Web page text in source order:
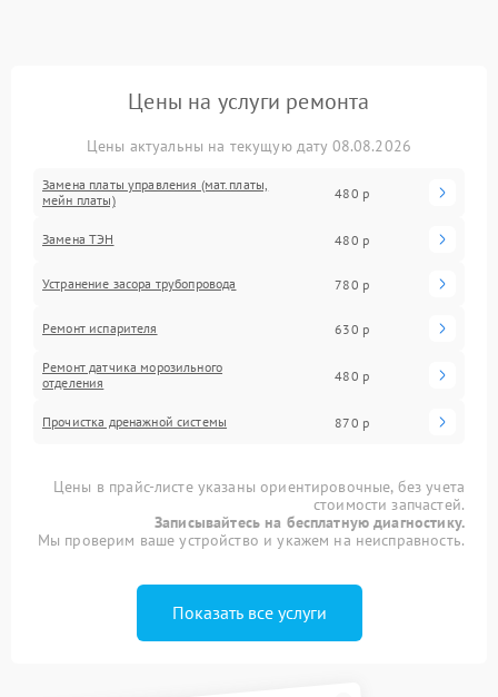
Цены на услуги ремонта
Цены актуальны на текущую дату 08.08.2026
Замена платы управления (мат.платы,
мейн платы)
480 р
Замена ТЭН 480 р
Устранение засора трубопровода 780 р
Ремонт испарителя 630 р
Ремонт датчика морозильного
отделения
480 р
Прочистка дренажной системы 870 р
Цены в прайс-листе указаны ориентировочные, без учета
стоимости запчастей.
Записывайтесь на бесплатную диагностику.
Мы проверим ваше устройство и укажем на неисправность.
Показать все услуги